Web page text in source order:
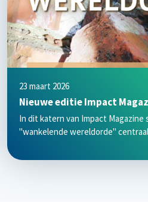
23 maart 2026
Nieuwe editie Impact
In dit katern van Impact
"wankelende wereldorde"